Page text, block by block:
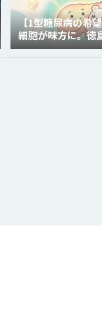
【1型糖尿病の希
細胞が味方に。徳
代再生医療